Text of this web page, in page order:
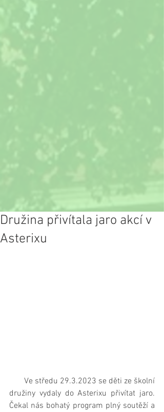
Družina přivítala jaro akcí v
Asterixu
družiny vydaly do Asterixu přivítat jaro.
Čekal nás bohatý program plný soutěží a